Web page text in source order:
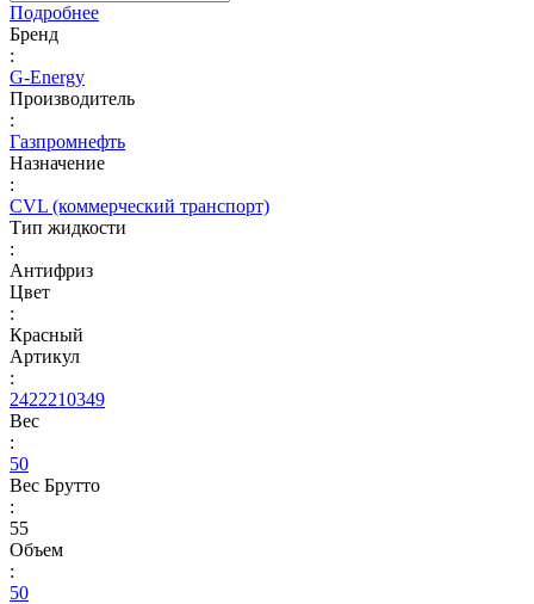
Подробнее
Бренд
:
G-Energy
Производитель
:
Газпромнефть
Назначение
:
CVL (коммерческий транспорт)
Тип жидкости
:
Антифриз
Цвет
:
Красный
Артикул
:
2422210349
Вес
:
50
Вес Брутто
:
55
Объем
:
50